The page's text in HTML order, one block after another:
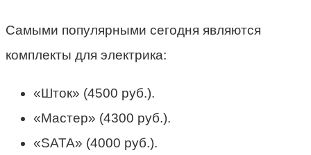
Самыми популярными сегодня являются
комплекты для электрика:
«Шток» (4500 руб.).
«Мастер» (4300 руб.).
«SATA» (4000 руб.).